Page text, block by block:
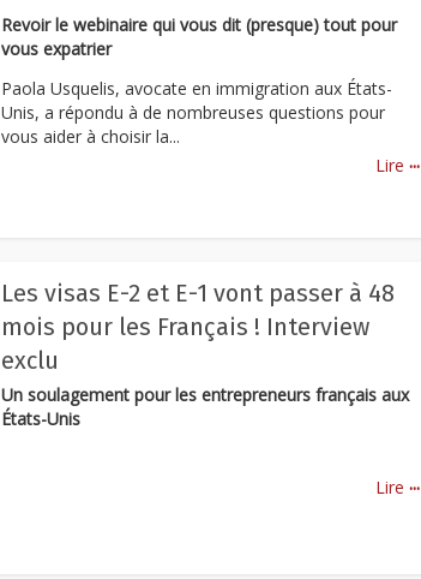
Revoir le webinaire qui vous dit (presque) tout pour
vous expatrier
Paola Usquelis, avocate en immigration aux États-
Unis, a répondu à de nombreuses questions pour
vous aider à choisir la...
Lire ...
Les visas E-2 et E-1 vont passer à 48
mois pour les Français ! Interview
exclu
Un soulagement pour les entrepreneurs français aux
États-Unis
Lire ...